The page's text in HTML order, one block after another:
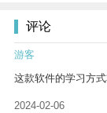
评论
游客
这款软件的学习方
2024-02-06